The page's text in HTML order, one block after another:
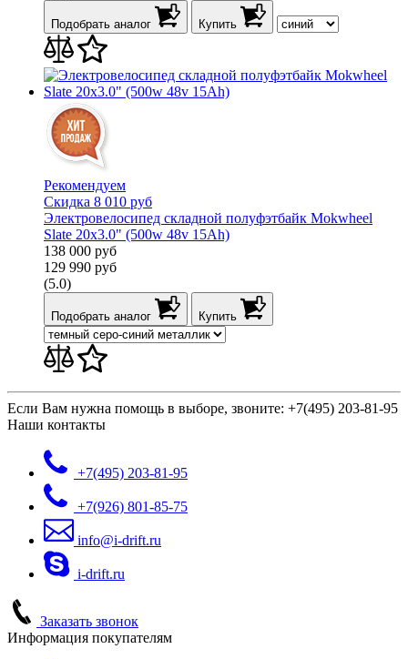
Подобрать аналог Купить
Рекомендуем
Скидка 8 010 руб
Электровелосипед складной полуфэтбайк Mokwheel
Slate 20х3.0" (500w 48v 15Ah)
138 000 руб
129 990 руб
(5.0)
Подобрать аналог Купить
Если Вам нужна помощь в выборе, звоните: +7(495) 203-81-95
Наши контакты
+7(495) 203-81-95
+7(926) 801-85-75
info@i-drift.ru
i-drift.ru
Заказать звонок
Информация покупателям